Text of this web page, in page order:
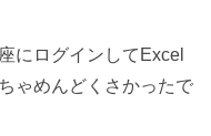
にログインしてExcel
ゃめんどくさかったで